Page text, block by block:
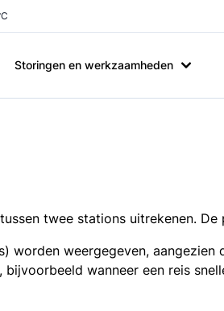
Storingen en werkzaamheden
twee stations uitrekenen.
worden weergegeven,
bijvoorbeeld wanneer een reis